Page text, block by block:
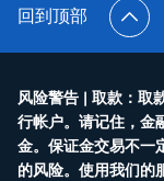
回到顶部
风险警告 | 取款：取
行帐户。请记住，金
金。保证金交易不一
的风险。使用我们的